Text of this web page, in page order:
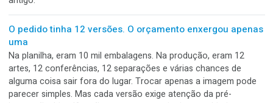
A solução provisória comemorou cinco anos de
Era só até chegar a peça certa. Cinco anos depois, o
ganhou bolo, velas e quase uma placa de funcionário
Na fábrica, pode ser uma fita segurando uma tampa. No
escritório, uma planilha paralela. Na TI, aquele botão que
ninguém pode apertar. Muda o setor, mas a carreira do
provisório é sempre parecida.